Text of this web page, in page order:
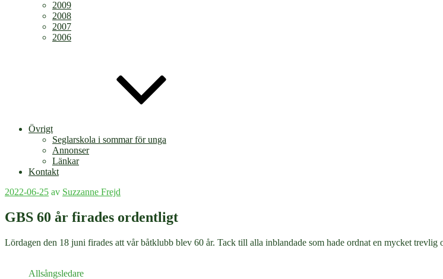
2009
2008
2007
2006
Övrigt
Seglarskola i sommar för unga
Annonser
Länkar
Kontakt
Publicerat
2022-06-25 av Suzzanne Frejd
GBS 60 år firades ordentligt
Lördagen den 18 juni firades att vår båtklubb blev 60 år. Tack till alla inblandade som hade ordnat en mycket trevlig
Allsångsledare